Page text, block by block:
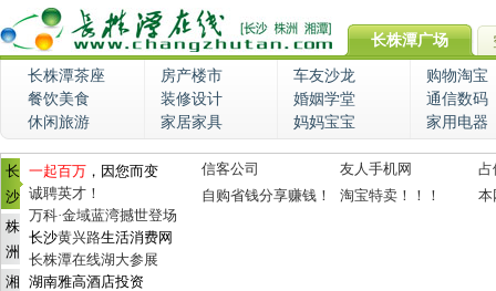
长株潭广场
长株潭茶座 房产楼市 车友沙龙
购物淘宝
餐饮美食
装修设计 婚姻学堂
通信数码
休闲旅游
家居家具 妈妈宝宝 家用电器
长
沙
株
洲
湘
一起百万 ，因您而变
诚聘英才！
万科·金域蓝湾撼世登场
长沙黄兴路生活消费网
长株潭在线湖大参展
湖南雅高酒店投资
信客公司 友人手机网
占
自购省钱分享赚钱！
淘宝特卖！！！ 本